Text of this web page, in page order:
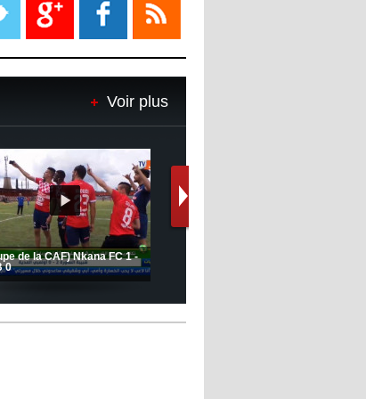
Le Barça savoure sa première
place et chambre le Real Madrid
de matchs"
12:39 - 2022/11/06
Real : Les dirigeants veulent le
départ d'Hazard cet hiver
Voir plus
de Delort, Benrahma
à l'occasion du "Big
de vaccination"